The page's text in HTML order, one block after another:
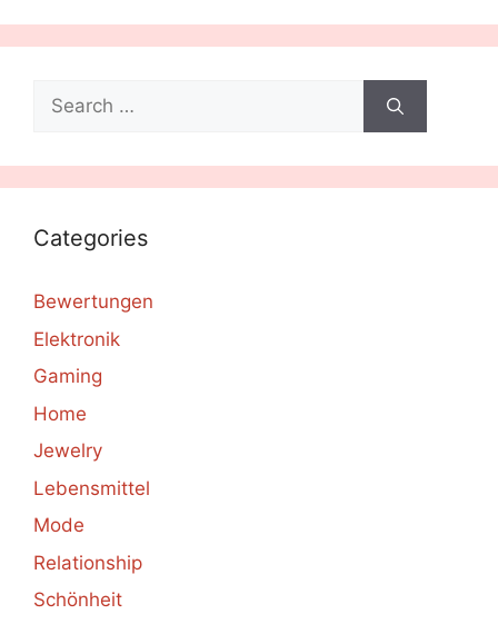
Search
for:
Categories
Bewertungen
Elektronik
Gaming
Home
Jewelry
Lebensmittel
Mode
Relationship
Schönheit